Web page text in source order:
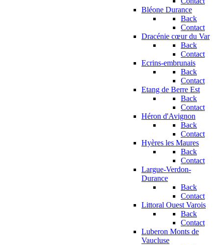
Bléone Durance
Back
Contact
Dracénie cœur du Var
Back
Contact
Ecrins-embrunais
Back
Contact
Etang de Berre Est
Back
Contact
Héron d'Avignon
Back
Contact
Hyères les Maures
Back
Contact
Largue-Verdon-
Durance
Back
Contact
Littoral Ouest Varois
Back
Contact
Luberon Monts de
Vaucluse